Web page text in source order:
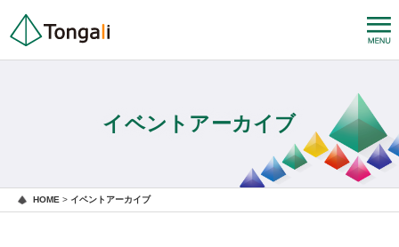
イベントアーカイブ
HOME > イベントアーカイブ